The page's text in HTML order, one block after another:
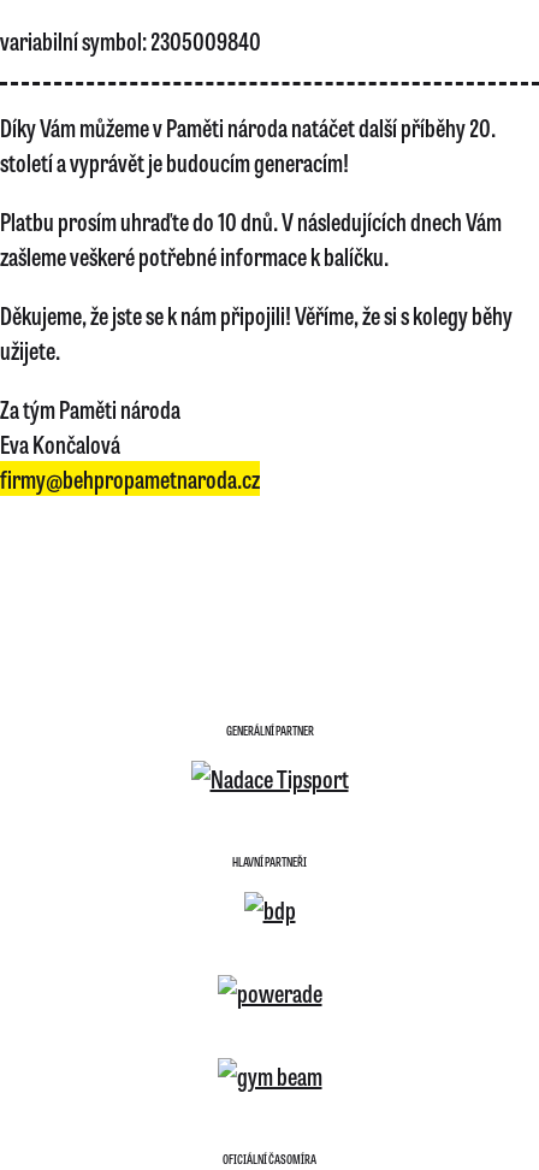
variabilní symbol: 2305009840
Díky Vám můžeme v Paměti národa natáčet další příběhy 20.
století a vyprávět je budoucím generacím!
Platbu prosím uhraďte do 10 dnů. V následujících dnech Vám
zašleme veškeré potřebné informace k balíčku.
Děkujeme, že jste se k nám připojili! Věříme, že si s kolegy běhy
užijete.
Za tým Paměti národa
Eva Končalová
firmy@behpropametnaroda.cz
GENERÁLNÍ PARTNER
HLAVNÍ PARTNEŘI
OFICIÁLNÍ ČASOMÍRA